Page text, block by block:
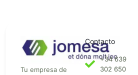
Tu empresa de
Contacto
+34 639
302 650